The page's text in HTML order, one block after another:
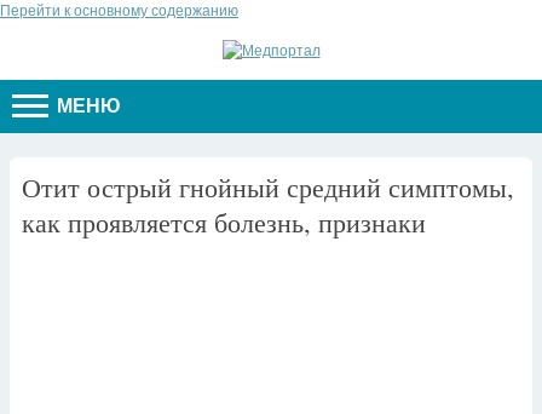
Перейти к основному содержанию
МЕНЮ
Отит острый гнойный средний симптомы,
как проявляется болезнь, признаки